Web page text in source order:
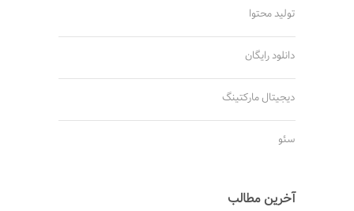
تولید محتوا
دانلود رایگان
دیجیتال مارکتینگ
سئو
آخرین مطالب